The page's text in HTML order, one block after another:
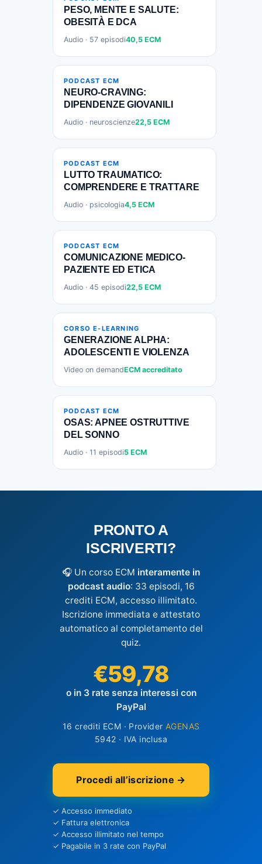
PESO, MENTE E SALUTE:
OBESITÀ E DCA
Audio · 57 episodi40,5 ECM
PODCAST ECM
NEURO-CRAVING:
DIPENDENZE GIOVANILI
Audio · neuroscienze22,5 ECM
PODCAST ECM
LUTTO TRAUMATICO:
COMPRENDERE E TRATTARE
Audio · psicologia4,5 ECM
PODCAST ECM
COMUNICAZIONE MEDICO-
PAZIENTE ED ETICA
Audio · 45 episodi22,5 ECM
CORSO E-LEARNING
GENERAZIONE ALPHA:
ADOLESCENTI E VIOLENZA
Video on demandECM accreditato
PODCAST ECM
OSAS: APNEE OSTRUTTIVE
DEL SONNO
Audio · 11 episodi5 ECM
PRONTO A
ISCRIVERTI?
🎧 Un corso ECM interamente in
podcast audio: 33 episodi, 16
crediti ECM, accesso illimitato.
Iscrizione immediata e attestato
automatico al completamento del
quiz.
€59,78
o in 3 rate senza interessi con
PayPal
16 crediti ECM · Provider AGENAS
5942 · IVA inclusa
Procedi all’iscrizione →
✓ Accesso immediato
✓ Fattura elettronica
✓ Accesso illimitato nel tempo
✓ Pagabile in 3 rate con PayPal